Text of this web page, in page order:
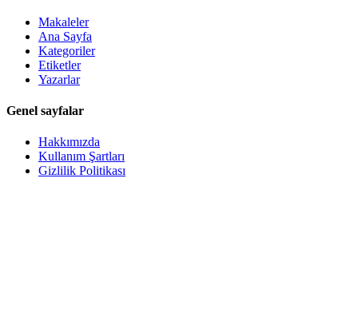
Makaleler
Ana Sayfa
Kategoriler
Etiketler
Yazarlar
Genel sayfalar
Hakkımızda
Kullanım Şartları
Gizlilik Politikası